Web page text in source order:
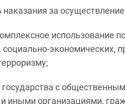
за
использование
социально-экономических,
государства с
иными организациями,